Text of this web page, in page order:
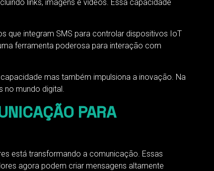
links, imagens e vídeos. Essa capacidade
que integram SMS para controlar dispositivos IoT
ferramenta poderosa para interação com
mas também impulsiona a inovação. Na
no mundo digital.
PARA
está transformando a comunicação. Essas
agora podem criar mensagens altamente